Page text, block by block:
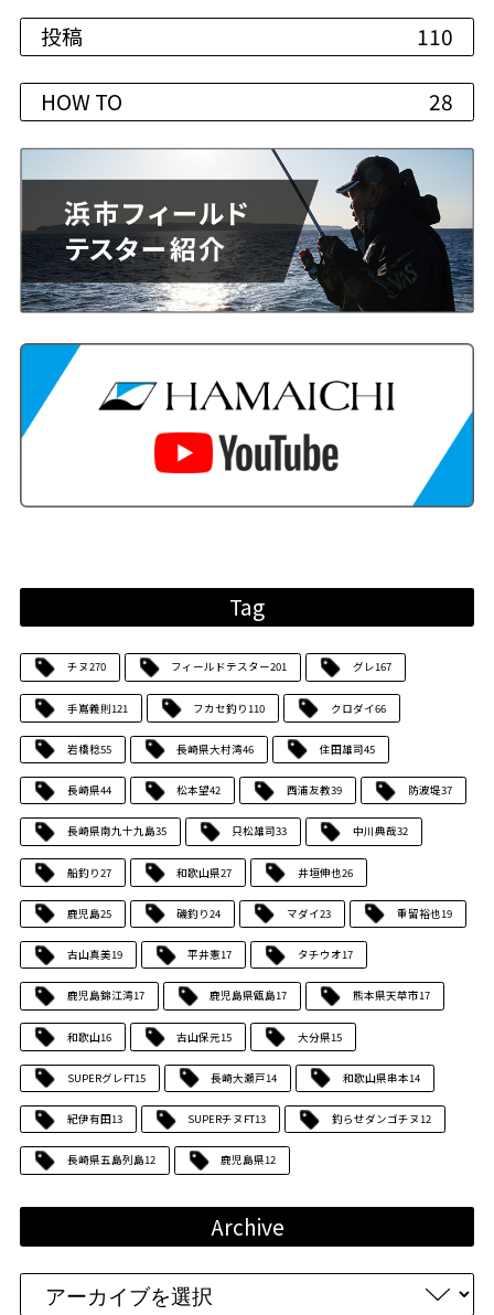
投稿 110
HOW TO 28
Tag
チヌ270 フィールドテスター201 グレ167
手嶌義則121 フカセ釣り 110 クロダイ66
岩橋稔55 長崎県大村湾46 住田雄司45
長崎県44 松本望42 西浦友教39 防波堤37
長崎県南九十九島35 只松雄司33 中川典哉32
船釣り27 和歌山県27 井垣伸也26
鹿児島25 磯釣り24 マダイ23 重留裕也19
古山真美19 平井憲17 タチウオ17
鹿児島錦江湾17 鹿児島県甑島17 熊本県天草市17
和歌山16 古山保元15 大分県15
SUPERグレFT15 長崎大瀬戸14 和歌山県串本14
紀伊有田13 SUPERチヌFT13 釣らせダンゴチヌ12
長崎県五島列島12 鹿児島県12
Archive